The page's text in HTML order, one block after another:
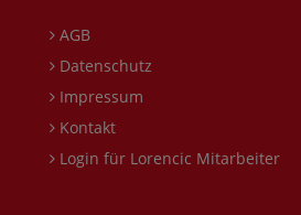
AGB
Datenschutz
Impressum
Kontakt
Login für Lorencic Mitarbeiter